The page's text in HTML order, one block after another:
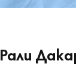
Рали